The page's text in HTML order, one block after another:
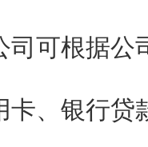
司可根据公
卡、银行贷